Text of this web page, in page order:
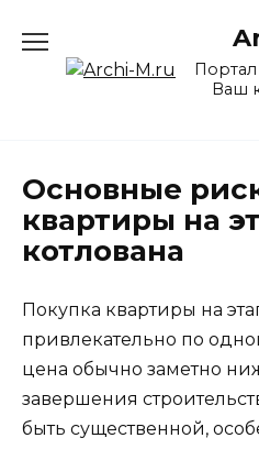
содержанию
Ваш
Основные
квартиры на
котлована
Покупка квартиры на
привлекательно по
цена обычно заметно
завершения
быть существенной,